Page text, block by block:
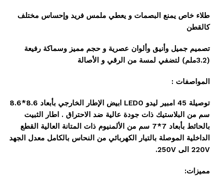
طلاء خاص يمنع البصمات و يعطي ملمس فريد وإحساس مختلف
كالقطن
تصميم جميل وأنيق وألوان عصرية و حجم مميز وسماكة رفيعة
(3.2ملم) لتضفي لمسة من الرقي و الأصالة
المواصفات :
توصيلة 45 امبير ليدو LEDO ابيض الإطار الخارجي بأبعاد 8.6*8.6
سم من البلاستيك ذات جودة عالية ضد الاحتراق . اطار الثبيت
بالحائط بأبعاد 7*7 سم من الألمنيوم ذات المتانة العالية القطع
الداخلية الموصلة بالتيار الكهربائي من النحاس بالكامل معدل الجهد
220V الى 250V.
مميزات: